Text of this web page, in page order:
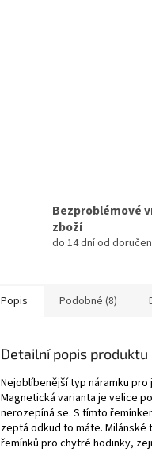
Bezproblémové
zboží
do 14 dní od
Popis Podobné (8)
Detailní popis produktu
Nejoblíbenější typ náramku
Magnetická varianta je velice
nerozepíná se. S tímto
zeptá odkud to máte. Milánské
řemínků pro chytré hodinky,